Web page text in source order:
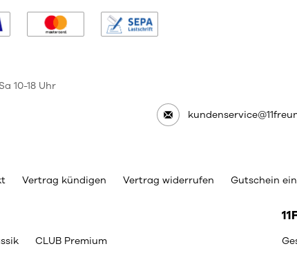
10-18 Uhr
Vertrag kündigen Vertrag widerrufen Gutschein
CLUB Premium